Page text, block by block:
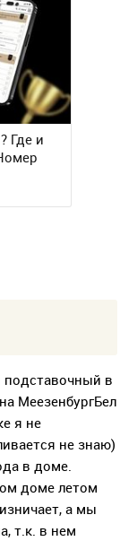
Где и
подставочный в
МеезенбургБел
я не
не знаю)
в доме.
доме летом
а мы
т.к. в нем